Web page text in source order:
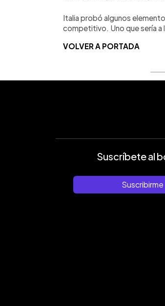
Italia probó algunos
competitivo. Uno que sería a
VOLVER A PORTADA
Suscríbete al
Suscribirme